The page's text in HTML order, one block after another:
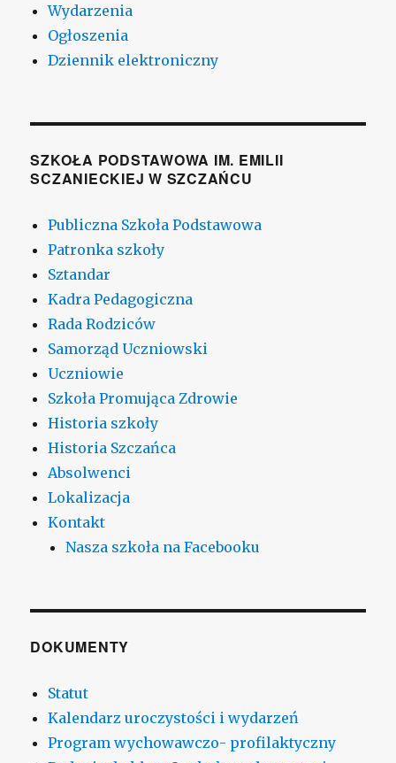
Wydarzenia
Ogłoszenia
Dziennik elektroniczny
SZKOŁA PODSTAWOWA IM. EMILII
SCZANIECKIEJ W SZCZAŃCU
Publiczna Szkoła Podstawowa
Patronka szkoły
Sztandar
Kadra Pedagogiczna
Rada Rodziców
Samorząd Uczniowski
Uczniowie
Szkoła Promująca Zdrowie
Historia szkoły
Historia Szczańca
Absolwenci
Lokalizacja
Kontakt
Nasza szkoła na Facebooku
DOKUMENTY
Statut
Kalendarz uroczystości i wydarzeń
Program wychowawczo- profilaktyczny